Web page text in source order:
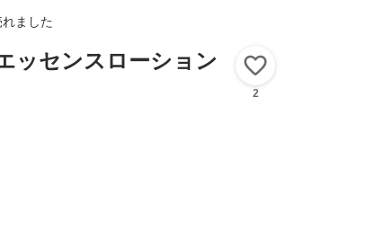
れました
ッセンスローション
2